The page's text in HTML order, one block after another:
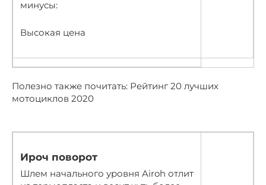
минусы:
Высокая цена
Полезно также почитать: Рейтинг 20 лучших
мотоциклов 2020
Ироч поворот
Шлем начального уровня Airoh отлит